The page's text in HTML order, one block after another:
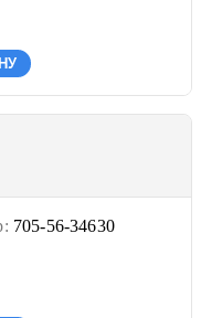
705-56-34630